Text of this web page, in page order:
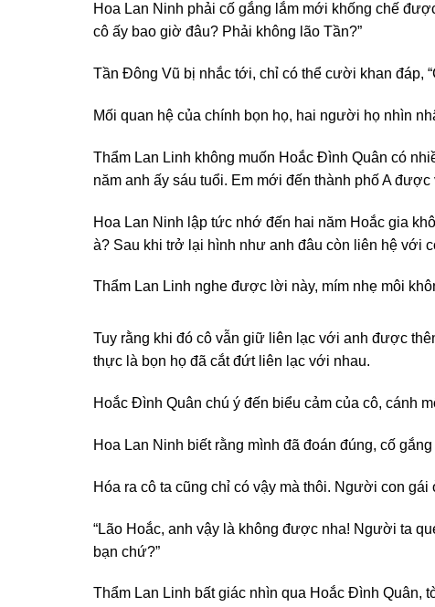
Hoa Lan Ninh phải cố gắng lắm mới khống chế
cô ấy bao giờ đâu? Phải không lão Tần?”
Tần Đông Vũ bị nhắc tới, chỉ có thể cười khan đáp,
Mối quan hệ của chính bọn họ, hai người họ nhìn
Thẩm Lan Linh không muốn Hoắc Đình Quân có
năm anh ấy sáu tuổi. Em mới đến thành phố A
Hoa Lan Ninh lập tức nhớ đến hai năm Hoắc gia
à? Sau khi trở lại hình như anh đâu còn liên hệ với
Thẩm Lan Linh nghe được lời này, mím nhẹ môi
Tuy rằng khi đó cô vẫn giữ liên lạc với anh được
thực là bọn họ đã cắt đứt liên lạc với nhau.
Hoắc Đình Quân chú ý đến biểu cảm của cô, cánh
Hoa Lan Ninh biết rằng mình đã đoán đúng, cố
Hóa ra cô ta cũng chỉ có vậy mà thôi. Người con
“Lão Hoắc, anh vậy là không được nha! Người ta
bạn chứ?”
Thẩm Lan Linh bất giác nhìn qua Hoắc Đình Quân,